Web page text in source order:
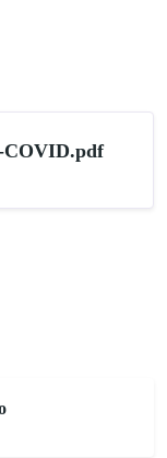
COVID.pdf